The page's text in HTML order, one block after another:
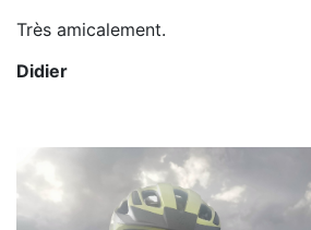
Très amicalement.
Didier